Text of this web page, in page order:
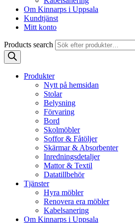
Om Kinnarps i Uppsala
Kundtjänst
Mitt konto
Products search
Produkter
Nytt på hemsidan
Stolar
Belysning
Förvaring
Bord
Skolmöbler
Soffor & Fåtöljer
Skärmar & Absorbenter
Inredningsdetaljer
Mattor & Textil
Datatillbehör
Tjänster
Hyra möbler
Renovera era möbler
Kabelsanering
Om Kinnarps i Uppsala